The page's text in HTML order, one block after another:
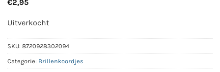
€2,95
Uitverkocht
SKU: 8720928302094
Categorie: Brillenkoordjes